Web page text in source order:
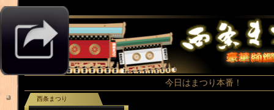
今日はまつり本番！
西条まつり